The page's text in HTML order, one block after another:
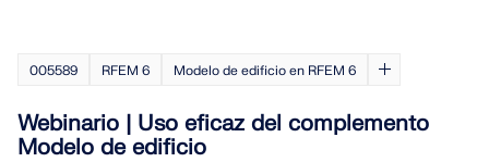
005589 RFEM 6 Modelo de edificio en RFEM 6
Webinario | Uso eficaz del complemento
Modelo de edificio